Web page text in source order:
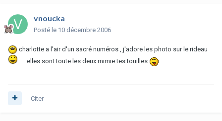
vnoucka
Posté le 10 décembre 2006
charlotte a l'air d'un sacré numéros , j'adore les photo sur le rideau
elles sont toute les deux mimie tes touilles
Citer